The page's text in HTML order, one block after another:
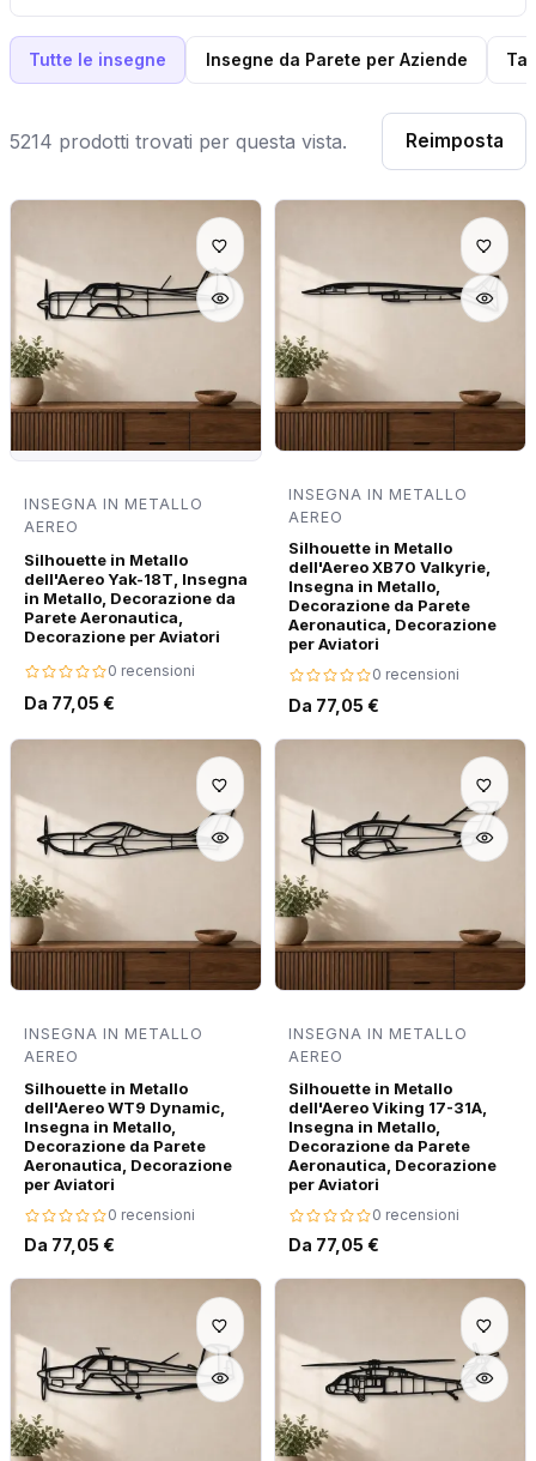
Tutte le insegne Insegne da Parete per Aziende
5214 prodotti trovati per questa vista. Reimposta
INSEGNA IN METALLO
AEREO
Silhouette in Metallo
dell'Aereo Yak-18T, Insegna
in Metallo, Decorazione da
Parete Aeronautica,
Decorazione per Aviatori
0 recensioni
Da 77,05 €
INSEGNA IN METALLO
AEREO
Silhouette in Metallo
dell'Aereo XB70 Valkyrie,
Insegna in Metallo,
Decorazione da Parete
Aeronautica, Decorazione
per Aviatori
0 recensioni
Da 77,05 €
INSEGNA IN METALLO
AEREO
Silhouette in Metallo
dell'Aereo WT9 Dynamic,
Insegna in Metallo,
Decorazione da Parete
Aeronautica, Decorazione
per Aviatori
0 recensioni
Da 77,05 €
INSEGNA IN METALLO
AEREO
Silhouette in Metallo
dell'Aereo Viking 17-31A,
Insegna in Metallo,
Decorazione da Parete
Aeronautica, Decorazione
per Aviatori
0 recensioni
Da 77,05 €